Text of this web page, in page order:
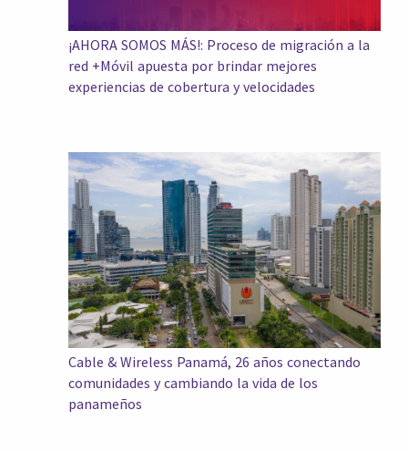
¡AHORA SOMOS MÁS!: Proceso de migración a la
red +Móvil apuesta por brindar mejores
experiencias de cobertura y velocidades
Cable & Wireless Panamá, 26 años conectando
comunidades y cambiando la vida de los
panameños